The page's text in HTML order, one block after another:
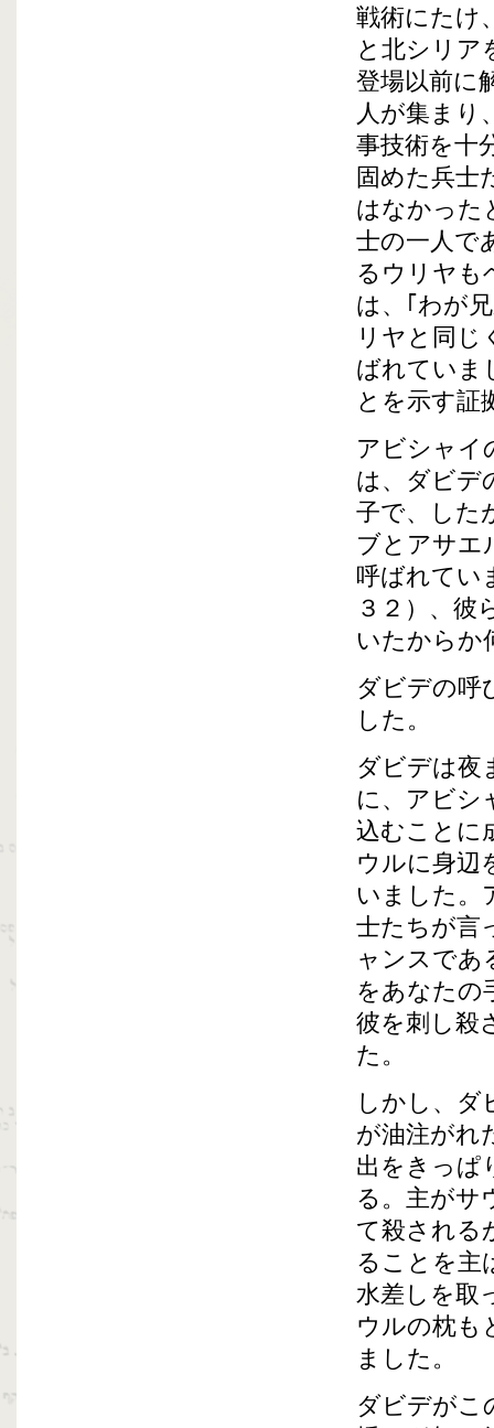
戦術にたけ
と北シリア
登場以前に
人が集まり
事技術を十
固めた兵士
はなかった
士の一人で
るウリヤも
は、｢わが
リヤと同じ
ばれていま
とを示す証
アビシャイ
は、ダビデ
子で、した
ブとアサエ
呼ばれてい
３２）、彼
いたからか
ダビデの呼
した。
ダビデは夜
に、アビシ
込むことに
ウルに身辺
いました。
士たちが言
ャンスであ
をあなたの
彼を刺し殺
た。
しかし、ダ
が油注がれ
出をきっぱ
る。主がサ
て殺される
ることを主
水差しを取
ウルの枕も
ました。
ダビデがこ